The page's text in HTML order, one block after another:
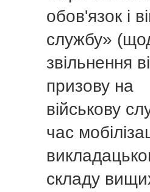
обов'язок і
службу»
звільнення
призову на
військову
час
складу